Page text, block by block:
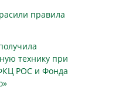
правила
технику при
РОС и Фонда